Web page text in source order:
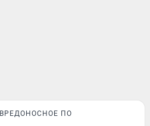
ВРЕДОНОСНОЕ ПО